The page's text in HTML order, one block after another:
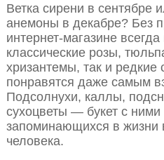
Ветка сирени в сентябре
анемоны в декабре? Без
интернет-магазине
классические розы,
хризантемы, так и редкие
понравятся даже самым
Подсолнухи, каллы,
сухоцветы — букет с
запоминающихся в жизни
человека.